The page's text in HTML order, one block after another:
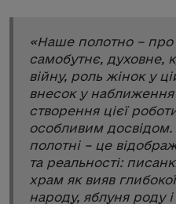
«Наше полотно – про
самобутнє, духовне,
війну, роль жінок у
внесок у
створення цієї
особливим
полотні – це
та реальності:
храм як вияв
народу, яблуня роду і